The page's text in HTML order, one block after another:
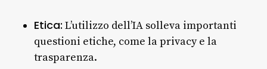
Etica: L’utilizzo dell’IA solleva importanti
questioni etiche, come la privacy e la
trasparenza.